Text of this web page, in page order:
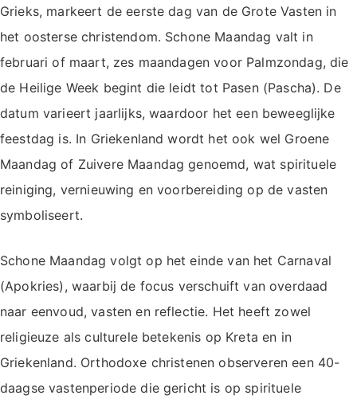
Grieks, markeert de eerste dag van de Grote Vasten in
het oosterse christendom. Schone Maandag valt in
februari of maart, zes maandagen voor Palmzondag, die
de Heilige Week begint die leidt tot Pasen (Pascha). De
datum varieert jaarlijks, waardoor het een beweeglijke
feestdag is. In Griekenland wordt het ook wel Groene
Maandag of Zuivere Maandag genoemd, wat spirituele
reiniging, vernieuwing en voorbereiding op de vasten
symboliseert.
Schone Maandag volgt op het einde van het Carnaval
(Apokries), waarbij de focus verschuift van overdaad
naar eenvoud, vasten en reflectie. Het heeft zowel
religieuze als culturele betekenis op Kreta en in
Griekenland. Orthodoxe christenen observeren een 40-
daagse vastenperiode die gericht is op spirituele